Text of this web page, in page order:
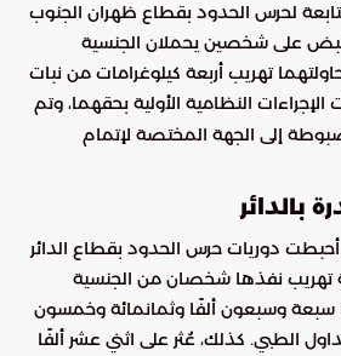
لحرس الحدود بقطاع ظهران الجنوب
على شخصين يحملان الجنسية
تهريب أربعة كيلوغرامات من نبات
النظامية الأولية بحقهما، وتم
إلى الجهة المختصة لإتمام
دوريات حرس الحدود بقطاع الدائر
تهريب نفذها شخصان من الجنسية
سبعة وسبعون ألفًا وثمانمائة وخمسون
الطبي. كذلك، عُثر على اثني عشر ألفًا